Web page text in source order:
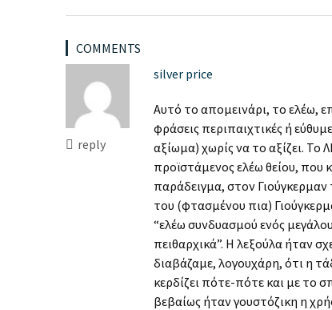
COMMENTS
reply
silver price
Αυτό το απομεινάρι, το ελέω,
φράσεις περιπαιχτικές ή
αξίωμα) χωρίς να το αξίζει. Το
προϊστάμενος ελέω θείου, που
παράδειγμα, στον
του (φτασμένου πια)
“ελέω συνδυασμού ενός
πειθαρχικά”. Η λεξούλα ήταν
διαβάζαμε, λογουχάρη, ότι η
κερδίζει πότε-πότε και με το
βεβαίως ήταν γουστόζικη η